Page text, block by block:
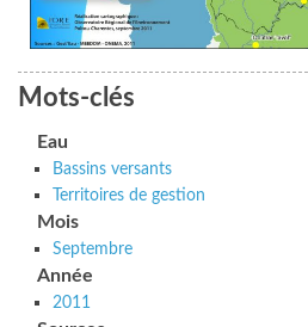
Mots-clés
Eau
Bassins versants
Territoires de gestion
Mois
Septembre
Année
2011